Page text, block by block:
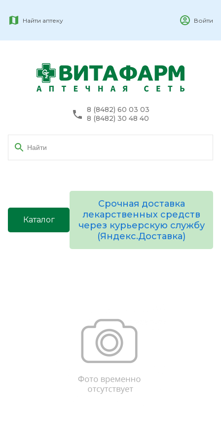
Найти аптеку Войти
8 (8482) 60 03 03
8 (8482) 30 48 40
Каталог
Срочная доставка
лекарственных средств
через курьерскую службу
(Яндекс.Доставка)